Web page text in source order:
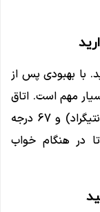
با بهبودی پس از
مهم است. اتاق
خود را بین 60 درجه فارنهایت (16 درجه سانتیگراد) و 67 درجه
تا در هنگام خواب